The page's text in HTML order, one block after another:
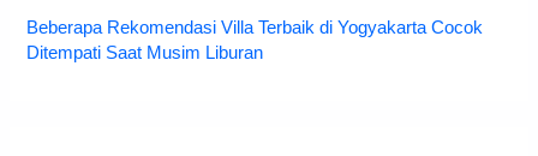
Beberapa Rekomendasi Villa Terbaik di Yogyakarta Cocok
Ditempati Saat Musim Liburan